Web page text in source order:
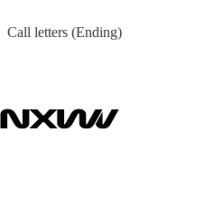
Call letters (Ending)